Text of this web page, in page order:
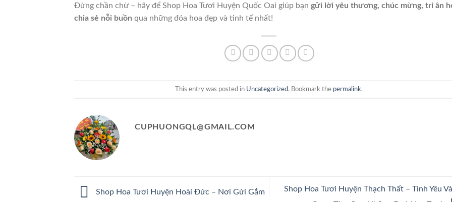
Đừng chần chừ – hãy để Shop Hoa Tươi Huyện Quốc Oai giúp bạn gửi lời yêu thương, chúc mừng, tri ân
chia sẻ nỗi buồn qua những đóa hoa đẹp và tinh tế nhất!
This entry was posted in Uncategorized. Bookmark the permalink.
CUPHUONGQL@GMAIL.COM
Shop Hoa Tươi Huyện Hoài Đức – Nơi Gửi Gắm
Shop Hoa Tươi Huyện Thạch Thất – Tình Yêu